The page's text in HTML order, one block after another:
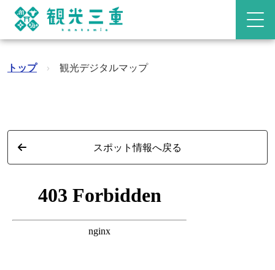
トップ › 観光デジタルマップ
スポット情報へ戻る